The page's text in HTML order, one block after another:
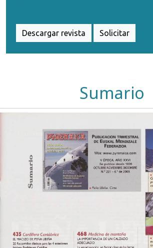
Descargar revista Solicitar
Sumario